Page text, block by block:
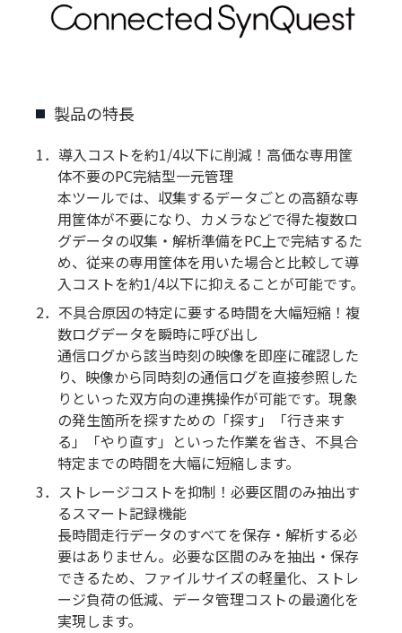
製品の特長
1．導入コストを約1/4以下に削減！高価な専用筐
体不要のPC完結型一元管理
本ツールでは、収集するデータごとの高額な専
用筐体が不要になり、カメラなどで得た複数ロ
グデータの収集・解析準備をPC上で完結するた
め、従来の専用筐体を用いた場合と比較して導
入コストを約1/4以下に抑えることが可能です。
2．不具合原因の特定に要する時間を大幅短縮！複
数ログデータを瞬時に呼び出し
通信ログから該当時刻の映像を即座に確認した
り、映像から同時刻の通信ログを直接参照した
りといった双方向の連携操作が可能です。現象
の発生箇所を探すための「探す」「行き来す
る」「やり直す」といった作業を省き、不具合
特定までの時間を大幅に短縮します。
3．ストレージコストを抑制！必要区間のみ抽出す
るスマート記録機能
長時間走行データのすべてを保存・解析する必
要はありません。必要な区間のみを抽出・保存
できるため、ファイルサイズの軽量化、ストレ
ージ負荷の低減、データ管理コストの最適化を
実現します。